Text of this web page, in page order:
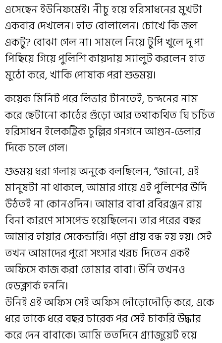
এসেছেন ইউনিফর্মেই। নীচু হয়ে হরিসাধনের মুখটা
একবার দেখলেন। হাত বোলালেন। চোখে কি জল
একটু? বোঝা গেল না। সামলে নিয়ে টুপি খুলে দু পা
পিছিয়ে গিয়ে পুলিশি কায়দায় স্যালুট করলেন হাত
মুঠো করে, খাকি পোষাক পরা শুভময়।
কয়েক মিনিট পরে লিভার টানতেই, চন্দনের নাম
করে ছেটানো কাঠের গুঁড়ো আর তথাকথিত ঘি চর্চিত
হরিসাধন ইলেকট্রিক চুল্লির গনগনে আগুন-ভেলার
দিকে চলে গেল।
শুভময় ধরা গলায় অনুকে বলছিলেন, “জানো, এই
মানুষটা না থাকলে, আমার গায়ে এই পুলিশের উর্দি
উঠতই না কোনওদিন। আমার বাবা রবিরঞ্জন রায়
বিনা কারণে সাসপেন্ড হয়েছিলেন। তার পরের বছর
আমার হায়ার সেকেন্ডারি। পড়া প্রায় বন্ধ হয় হয়। সেই
তখন আমাদের পুরো সংসার খরচ দিতেন একই
অফিসে কাজ করা তোমার বাবা। উনি তখনও
হেডক্লার্ক হননি।
উনিই এই অফিস সেই অফিস দৌড়োদৌড়ি করে, একে
ধরে তাকে ধরে বছর চারেক পর সেই চাকরি উদ্ধার
করে দেন বাবাকে। আমি ততদিনে গ্র‍্যাজুয়েট হয়ে